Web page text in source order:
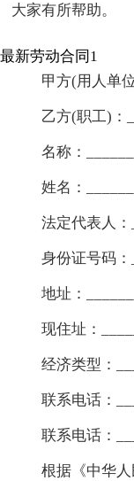
大家有所帮助。
最新劳动合同1
甲方(用人单
乙方(职工)：
名称：
姓名：
法定代表人：
身份证号码：
地址：
现住址：
经济类型：
联系电话：
联系电话：
根据《中华